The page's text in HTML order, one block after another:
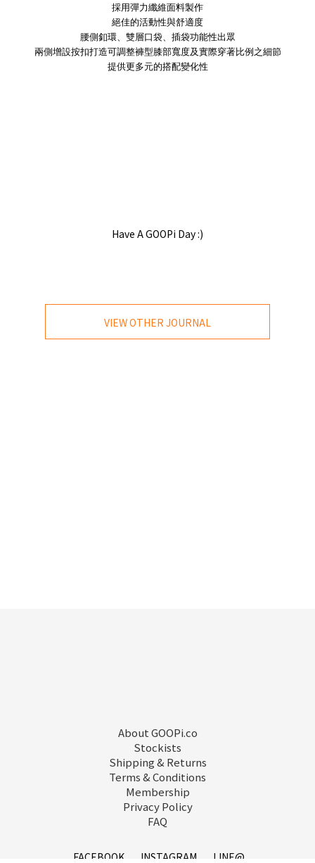
採用彈力纖維面料製作
絕佳的活動性與舒適度
腰側釦環、雙層口袋、插袋功能性出眾
兩側增設按扣打造可調整褲型膝部寬度及實際穿著比例之細節
提供更多元的搭配變化性
Have A GOOPi Day :)
VIEW OTHER JOURNAL
About GOOPi.co
Stockists
Shipping & Returns
Terms & Conditions
Membership
Privacy Policy
FAQ
FACEBOOK INSTAGRAM LINE@